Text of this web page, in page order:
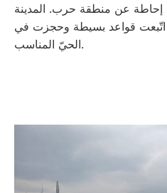
إحاطة عن منطقة حرب. المدينة
اتّبعت قواعد بسيطة وحجزت في
الحيّ المناسب.